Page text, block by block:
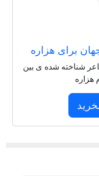
برای هزاره
شعر بی نظیر از 125 شاعر شناخته شده ی بین
هزاره